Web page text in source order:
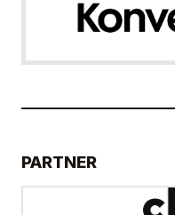
PARTNER